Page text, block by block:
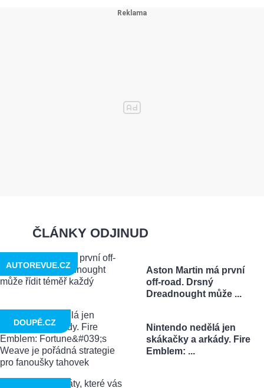
ČLÁNKY ODJINUD
Aston Martin má první
off-road. Drsný
Dreadnought může ...
AUTOREVUE.CZ
Nintendo nedělá jen
skákačky a arkády. Fire
Emblem: ...
DOUPĚ.CZ